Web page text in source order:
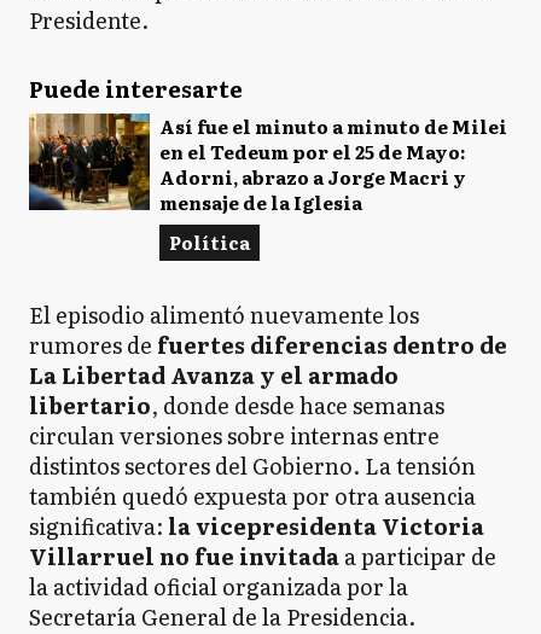
Presidente.
Puede interesarte
Así fue el minuto a minuto de Milei
en el Tedeum por el 25 de Mayo:
Adorni, abrazo a Jorge Macri y
mensaje de la Iglesia
Política
El episodio alimentó nuevamente los
rumores de fuertes diferencias dentro de
La Libertad Avanza y el armado
libertario, donde desde hace semanas
circulan versiones sobre internas entre
distintos sectores del Gobierno. La tensión
también quedó expuesta por otra ausencia
significativa: la vicepresidenta Victoria
Villarruel no fue invitadaa participar de
la actividad oficial organizada por la
Secretaría General de la Presidencia.